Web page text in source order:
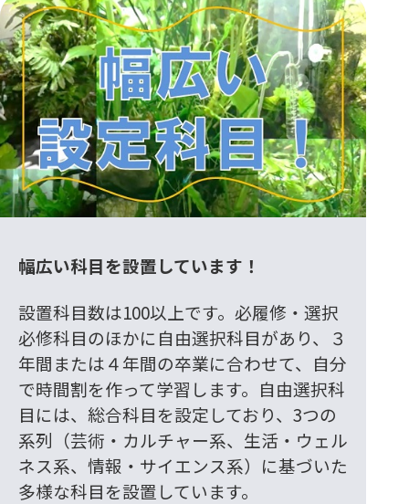
幅広い科目を設置しています！
設置科目数は100以上です。必履修・選択
必修科目のほかに自由選択科目があり、３
年間または４年間の卒業に合わせて、自分
で時間割を作って学習します。自由選択科
目には、総合科目を設定しており、3つの
系列（芸術・カルチャー系、生活・ウェル
ネス系、情報・サイエンス系）に基づいた
多様な科目を設置しています。